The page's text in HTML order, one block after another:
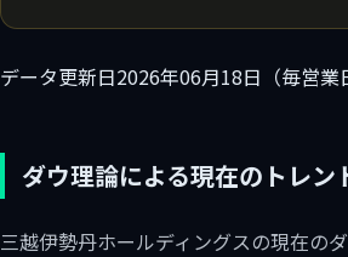
データ更新日2026年06月18日（毎営業
ダウ理論による現在のトレン
三越伊勢丹ホールディングスの現在の